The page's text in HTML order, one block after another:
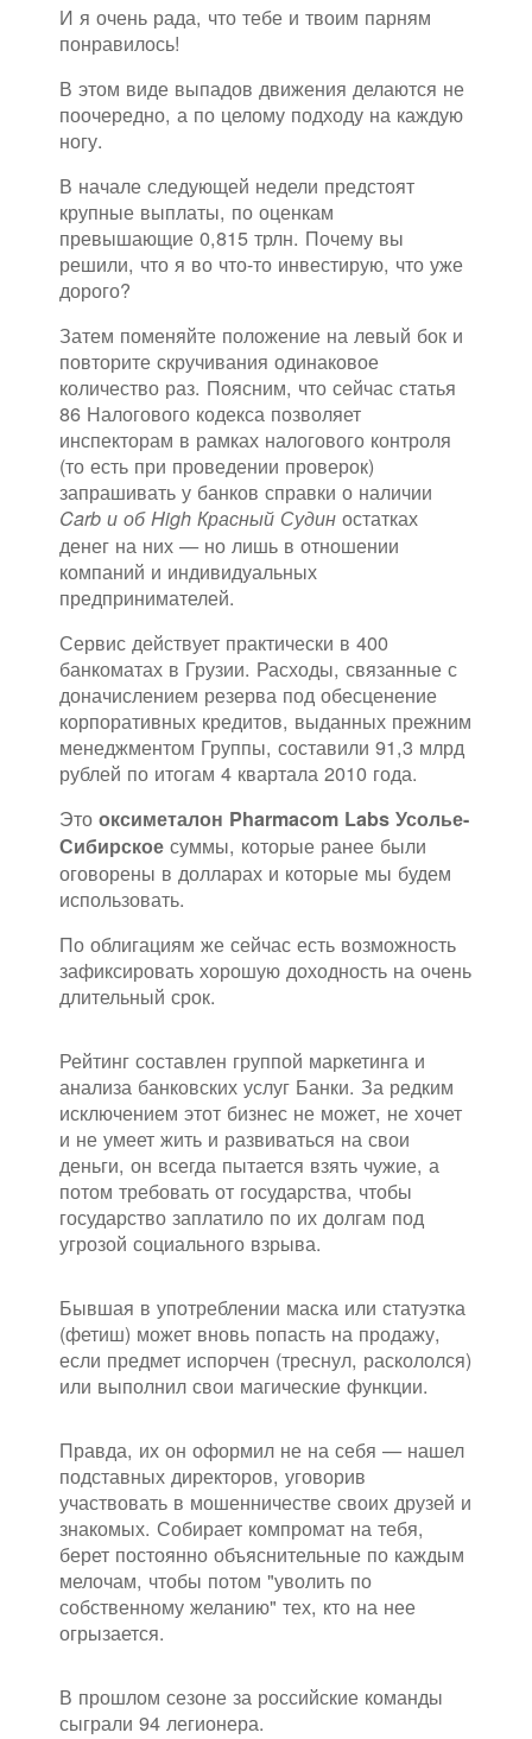
И я очень рада, что тебе и твоим парням
понравилось!
В этом виде выпадов движения делаются не
поочередно, а по целому подходу на каждую
ногу.
В начале следующей недели предстоят
крупные выплаты, по оценкам
превышающие 0,815 трлн. Почему вы
решили, что я во что-то инвестирую, что уже
дорого?
Затем поменяйте положение на левый бок и
повторите скручивания одинаковое
количество раз. Поясним, что сейчас статья
86 Налогового кодекса позволяет
инспекторам в рамках налогового контроля
(то есть при проведении проверок)
запрашивать у банков справки о наличии
Carb и об High Красный Судин остатках
денег на них — но лишь в отношении
компаний и индивидуальных
предпринимателей.
Сервис действует практически в 400
банкоматах в Грузии. Расходы, связанные с
доначислением резерва под обесценение
корпоративных кредитов, выданных прежним
менеджментом Группы, составили 91,3 млрд
рублей по итогам 4 квартала 2010 года.
Это оксиметалон Pharmacom Labs Усолье-
Сибирское суммы, которые ранее были
оговорены в долларах и которые мы будем
использовать.
По облигациям же сейчас есть возможность
зафиксировать хорошую доходность на очень
длительный срок.
Рейтинг составлен группой маркетинга и
анализа банковских услуг Банки. За редким
исключением этот бизнес не может, не хочет
и не умеет жить и развиваться на свои
деньги, он всегда пытается взять чужие, а
потом требовать от государства, чтобы
государство заплатило по их долгам под
угрозой социального взрыва.
Бывшая в употреблении маска или статуэтка
(фетиш) может вновь попасть на продажу,
если предмет испорчен (треснул, раскололся)
или выполнил свои магические функции.
Правда, их он оформил не на себя — нашел
подставных директоров, уговорив
участвовать в мошенничестве своих друзей и
знакомых. Собирает компромат на тебя,
берет постоянно объяснительные по каждым
мелочам, чтобы потом "уволить по
собственному желанию" тех, кто на нее
огрызается.
В прошлом сезоне за российские команды
сыграли 94 легионера.